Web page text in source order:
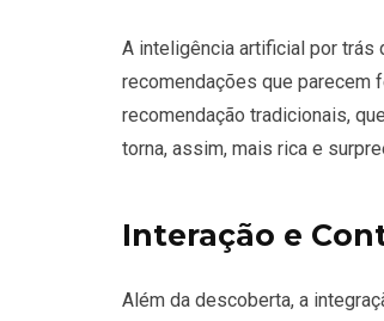
A inteligência artificial por trás
recomendações que parecem
recomendação tradicionais,
torna, assim, mais rica e
Interação e
Além da descoberta, a